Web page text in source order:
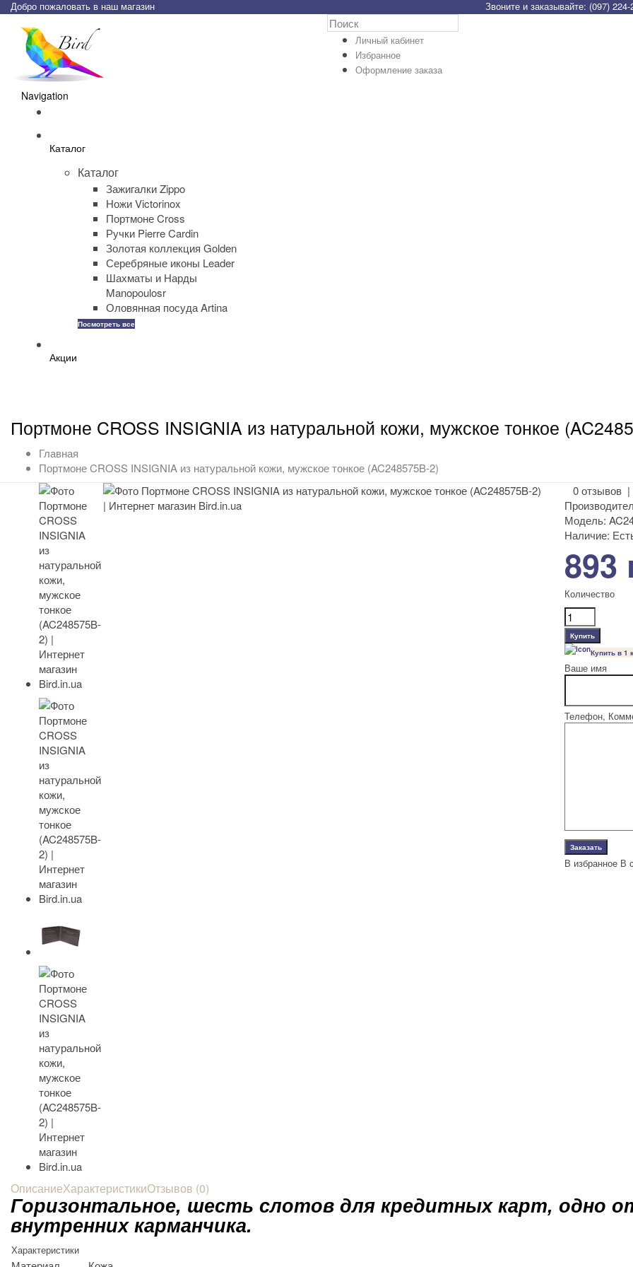
Добро пожаловать в наш магазин Звоните и заказывайте: (097) 224-
Личный кабинет
Избранное
Оформление заказа
Navigation
Каталог
Каталог
Зажигалки Zippo
Ножи Victorinox
Портмоне Cross
Ручки Pierre Cardin
Золотая коллекция Golden
Серебряные иконы Leader
Шахматы и Нарды
Manopoulosr
Оловянная посуда Artina
Посмотреть все
Акции
Портмоне CROSS INSIGNIA из натуральной кожи, мужское тонкое
Главная
Портмоне CROSS INSIGNIA из натуральной кожи, мужское тонкое (AC248575B-2)
0 отзывов |
Модель:
Наличие:
893
Количество
Купить в 1
Ваше имя
Телефон,
В избранное В
ОписаниеХарактеристикиОтзывов (0)
Горизонтальное, шесть слотов для кредитных карт, одно
внутренних карманчика.
Характеристики